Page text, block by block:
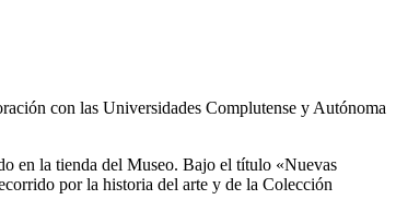
con las Universidades Complutense y Autónoma
en la tienda del Museo. Bajo el título «Nuevas
por la historia del arte y de la Colección